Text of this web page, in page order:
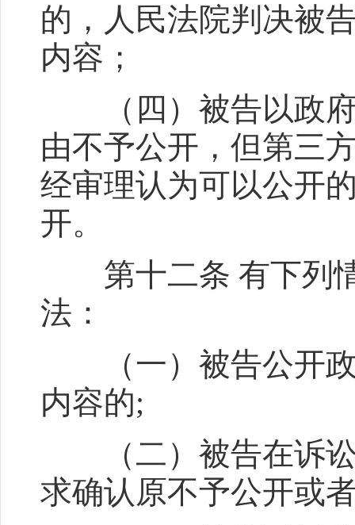
的，人民法院判决被
内容；
（四）被告以政府
由不予公开，但第三
经审理认为可以公开
开。
第十二条 有下列情
法：
（一）被告公开政
内容的;
（二）被告在诉讼
求确认原不予公开或